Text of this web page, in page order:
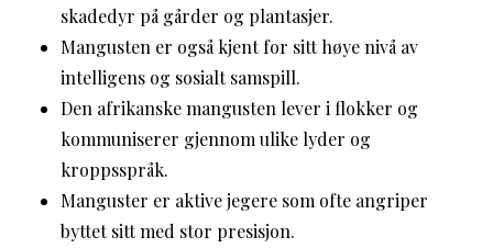
skadedyr på gårder og plantasjer.
Mangusten er også kjent for sitt høye nivå av
intelligens og sosialt samspill.
Den afrikanske mangusten lever i flokker og
kommuniserer gjennom ulike lyder og
kroppsspråk.
Manguster er aktive jegere som ofte angriper
byttet sitt med stor presisjon.